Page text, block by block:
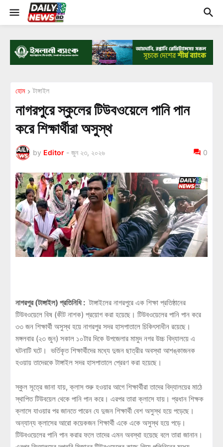
হোম টাঙ্গাইল
নাগরপুরে স্কুলের টিউবওয়েলে পানি পান
করে শিক্ষার্থীরা অসুস্থ
by Editor - জুন ২৩, ২০২৬ 0
নাগরপুর (টাঙ্গাইল) প্রতিনিধি : টাঙ্গাইলের নাগরপুরে এক শিক্ষা প্রতিষ্ঠানের
টিউবওয়েলে বিষ (কীট নাশক) প্রয়োগ করা হয়েছে। টিউবওয়েলের পানি পান করে
৩৩ জন শিক্ষার্থী অসুস্থ হয়ে নাগরপুর সদর হাসপাতালে চিকিৎসাধীন রয়েছে।
মঙ্গলবার (২৩ জুন) সকাল ১০টার দিকে উপজেলার মামুদ নগর উচ্চ বিদ্যালয়ে এ
ঘটনাটি ঘটে। ভর্তিকৃত শিক্ষার্থীদের মধ্যে দুজন ছাত্রীর অবস্থা আশঙ্কাজনক
হওয়ায় তাদেরকে টাঙ্গাইল সদর হাসপাতালে প্রেরণ করা হয়েছে।
স্কুল সূত্রে জানা যায়, ক্লাস শুরু হওয়ার আগে শিক্ষার্থীরা তাদের বিদ্যালয়ের মাঠে
স্থাপিত টিউবয়েল থেকে পানি পান করে। এরপর তারা ক্লাসে যায়। প্রধান শিক্ষক
ক্লাসে যাওয়ার পর জানতে পারেন যে দুজন শিক্ষার্থী বেশ অসুস্থ হয়ে পড়েছে।
অন্যান্য ক্লাসের আরো কয়েকজন শিক্ষার্থী একে একে অসুস্থ হয়ে পড়ে।
টিউবওয়েলের পানি পান করার ফলে তাদের এমন অবস্থা হয়েছে বলে তারা জানান।